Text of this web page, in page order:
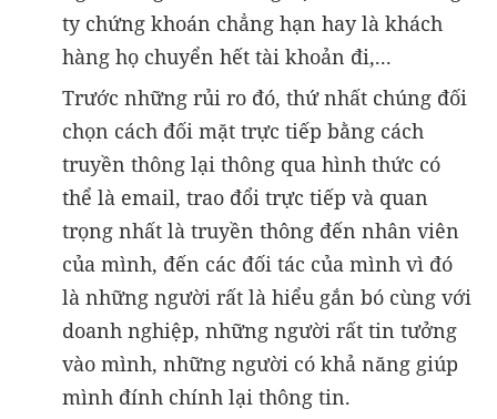
ty chứng khoán chẳng hạn hay là khách
hàng họ chuyển hết tài khoản đi,...
Trước những rủi ro đó, thứ nhất chúng đối
chọn cách đối mặt trực tiếp bằng cách
truyền thông lại thông qua hình thức có
thể là email, trao đổi trực tiếp và quan
trọng nhất là truyền thông đến nhân viên
của mình, đến các đối tác của mình vì đó
là những người rất là hiểu gắn bó cùng với
doanh nghiệp, những người rất tin tưởng
vào mình, những người có khả năng giúp
mình đính chính lại thông tin.